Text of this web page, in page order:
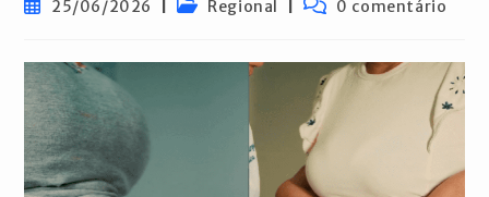
Post25/06/2026
Categoria
Regional
Comentários
0 comentário